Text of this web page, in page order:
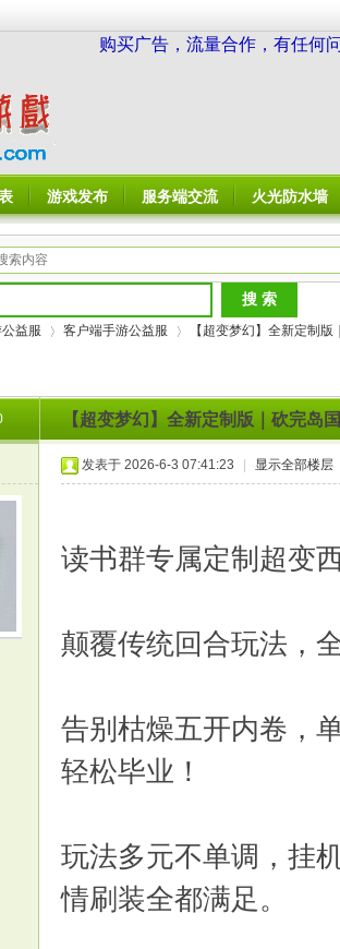
购买广告，流量合作，有任何
游戏发布 服务端交流 火光防水墙
益服 客户端手游公益服
›
【超变梦幻】全新定制
【超变梦幻】全新定制版｜砍完岛
发表于 2026-6-3 07:41:23 显示全部楼层
读书群专属定制超变
颠覆传统回合玩法，
告别枯燥五开内卷，
轻松毕业！
玩法多元不单调，挂
情刷装全都满足。